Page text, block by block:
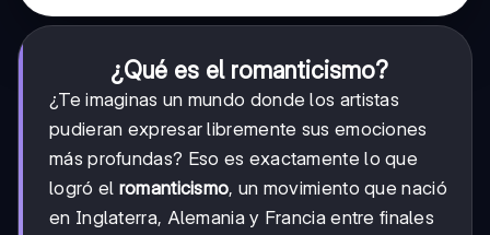
¿Qué es el romanticismo?
¿Te imaginas un mundo donde los artistas
pudieran expresar libremente sus emociones
más profundas? Eso es exactamente lo que
logró el romanticismo, un movimiento que nació
en Inglaterra, Alemania y Francia entre finales